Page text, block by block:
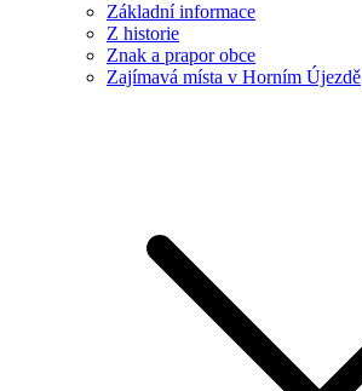
Základní informace
Z historie
Znak a prapor obce
Zajímavá místa v Horním Újezdě